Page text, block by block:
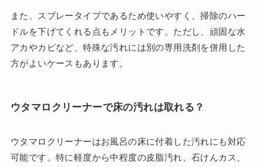
また、スプレータイプであるため使いやすく、掃除のハー
ドルを下げてくれる点もメリットです。ただし、頑固な水
アカやカビなど、特殊な汚れには別の専用洗剤を併用した
方がよいケースもあります。
ウタマロクリーナーで床の汚れは取れる？
ウタマロクリーナーはお風呂の床に付着した汚れにも対応
可能です。特に軽度から中程度の皮脂汚れ、石けんカス、